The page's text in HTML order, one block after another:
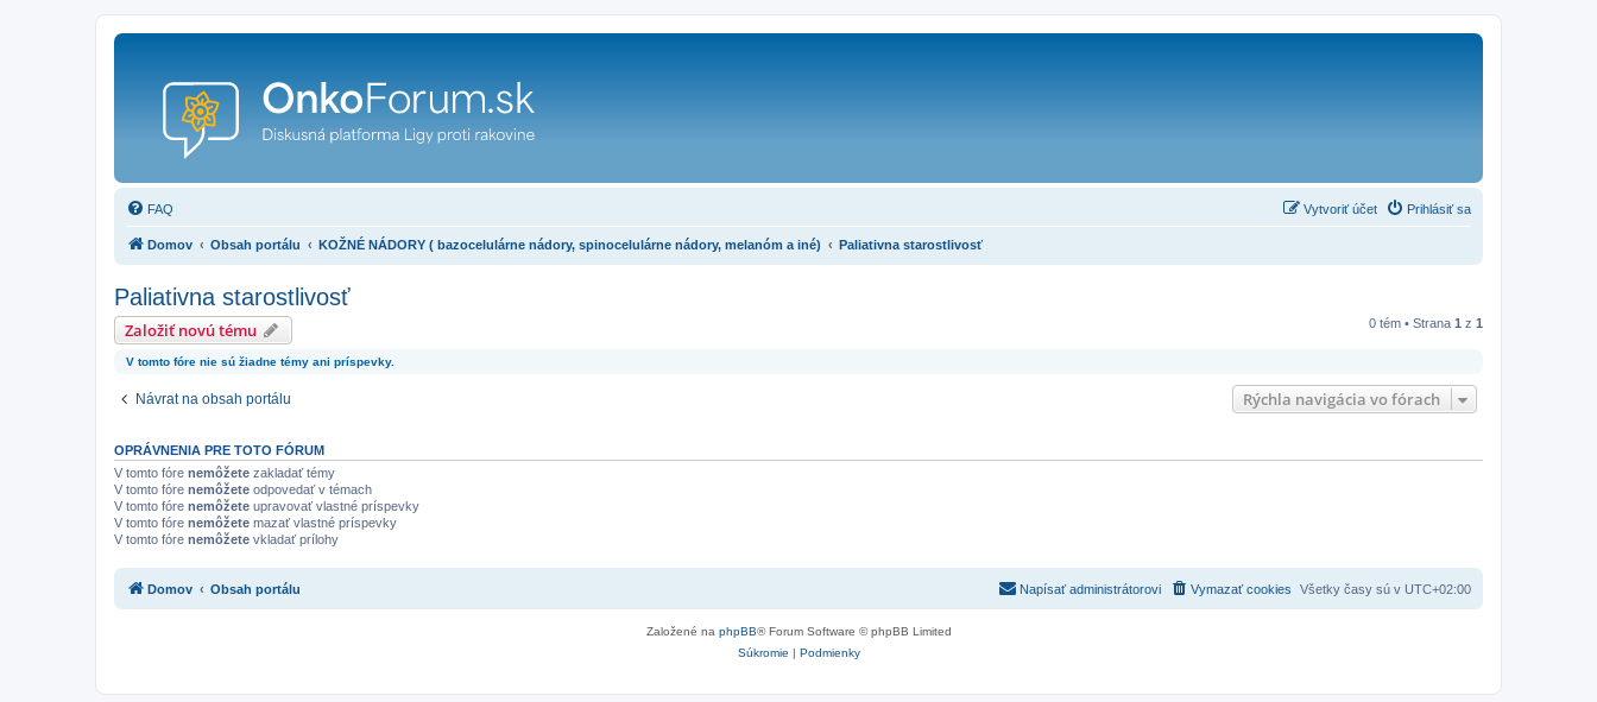
FAQ Prihlásiť sa
Vytvoriť účet
Domov Obsah portálu KOŽNÉ NÁDORY ( bazocelulárne nádory, spinocelulárne nádory, melanóm a iné) Paliativna starostlivosť
Paliativna starostlivosť
Založiť novú tému 0 tém • Strana 1 z 1
V tomto fóre nie sú žiadne témy ani príspevky.
Návrat na obsah portálu Rýchla navigácia vo fórach
OPRÁVNENIA PRE TOTO FÓRUM
V tomto fóre nemôžete zakladať témy
V tomto fóre nemôžete odpovedať v témach
V tomto fóre nemôžete upravovať vlastné príspevky
V tomto fóre nemôžete mazať vlastné príspevky
V tomto fóre nemôžete vkladať prílohy
Domov Obsah portálu Všetky časy sú v UTC+02:00
Vymazať cookies
Napísať administrátorovi
Založené na phpBB® Forum Software © phpBB Limited
Súkromie | Podmienky